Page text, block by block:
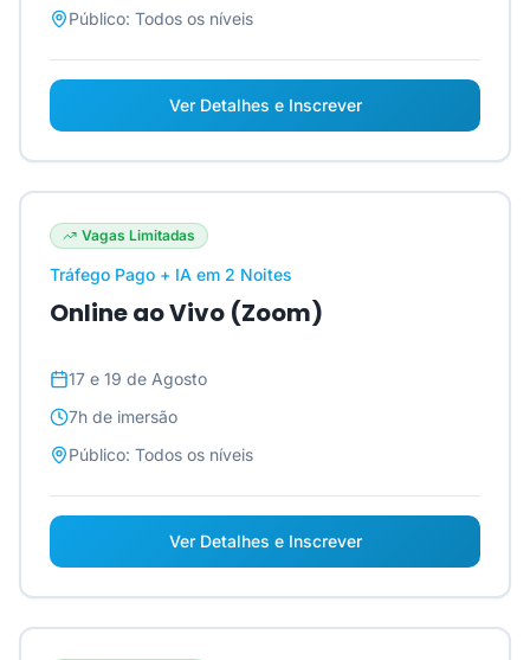
Público: Todos os níveis
Ver Detalhes e Inscrever
Vagas Limitadas
Tráfego Pago + IA em 2 Noites
Online ao Vivo (Zoom)
17 e 19 de Agosto
7h de imersão
Público: Todos os níveis
Ver Detalhes e Inscrever